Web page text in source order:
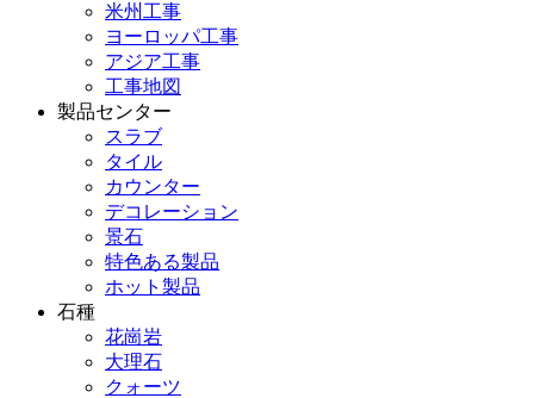
米州工事
ヨーロッパ工事
アジア工事
工事地図
製品センター
スラブ
タイル
カウンター
デコレーション
景石
特色ある製品
ホット製品
石種
花崗岩
大理石
クォーツ